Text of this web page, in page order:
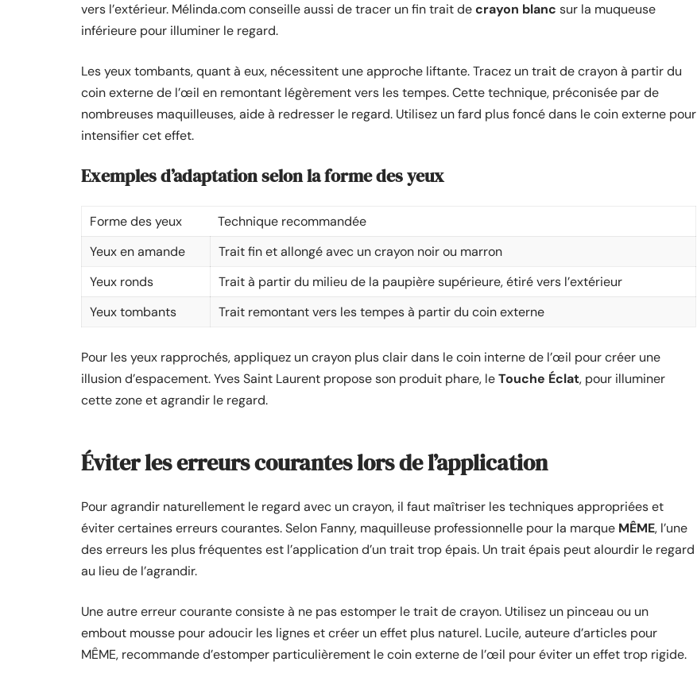
vers l’extérieur. Mélinda.com conseille aussi de tracer un fin trait decrayon blanc sur la muqueuse
inférieure pour illuminer le regard.
Les yeux tombants, quant à eux, nécessitent une approche liftante. Tracez un trait de crayon à partir du
coin externe de l’œil en remontant légèrement vers les tempes. Cette technique, préconisée par de
nombreuses maquilleuses, aide à redresser le regard. Utilisez un fard plus foncé dans le coin externe pour
intensifier cet effet.
Exemples d’adaptation selon la forme des yeux
Forme des yeux
Technique recommandée
Yeux en amande
Trait fin et allongé avec un crayon noir ou marron
Yeux ronds
Trait à partir du milieu de la paupière supérieure, étiré vers l’extérieur
Yeux tombants
Trait remontant vers les tempes à partir du coin externe
Pour les yeux rapprochés, appliquez un crayon plus clair dans le coin interne de l’œil pour créer une
illusion d’espacement. Yves Saint Laurent propose son produit phare, leTouche Éclat, pour illuminer
cette zone et agrandir le regard.